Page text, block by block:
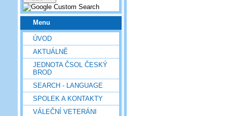
Menu
ÚVOD
AKTUÁLNĚ
JEDNOTA ČSOL ČESKÝ
BROD
SEARCH - LANGUAGE
SPOLEK A KONTAKTY
VÁLEČNÍ VETERÁNI